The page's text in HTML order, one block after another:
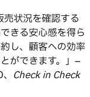
売状況を確認する
きる安心感を得ら
し、顧客への効率
ができます。」–
Check in Check